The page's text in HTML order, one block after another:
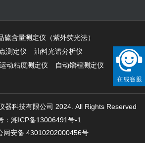
硫含量测定仪（紫外荧光法）
测定仪
油料光谱分析仪
动粘度测定仪
自动馏程测定仪
器科技有限公司 2024. All Rights Reserved
：湘ICP备13006491号-1
网安备 43010202000456号